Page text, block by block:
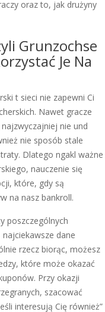
oraz to, jak drużyny
Grunzochse
Je Na
t sieci nie zapewni Ci
Nawet gracze
nie und
nie sposób stale
Dlatego ngakl ważne
nauczenie się
które, gdy są
na nasz bankroll.
poszczególnych
dane
rzecz biorąc, możesz
które może okazać
Przy okazji
szacować
interesują Cię również”